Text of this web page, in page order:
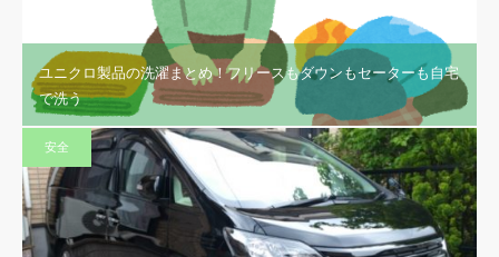
ユニクロ製品の洗濯まとめ！フリースもダウンもセーターも自宅
で洗う
安全